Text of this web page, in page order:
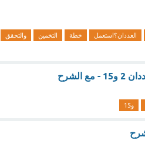
العددان؟استعمل خطة التخمين
والتحقق
و15